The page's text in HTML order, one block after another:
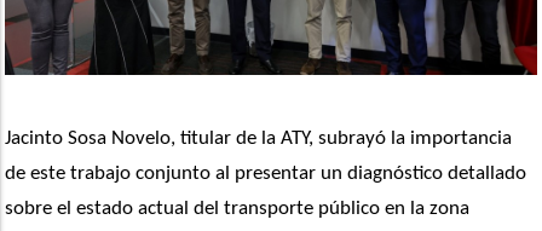
Jacinto Sosa Novelo, titular de la ATY, subrayó la importancia
de este trabajo conjunto al presentar un diagnóstico detallado
sobre el estado actual del transporte público en la zona